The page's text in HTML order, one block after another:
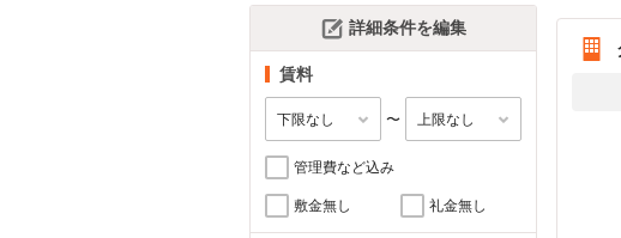
詳細条件を編集
賃料
〜
管理費など込み
敷金無し 礼金無し